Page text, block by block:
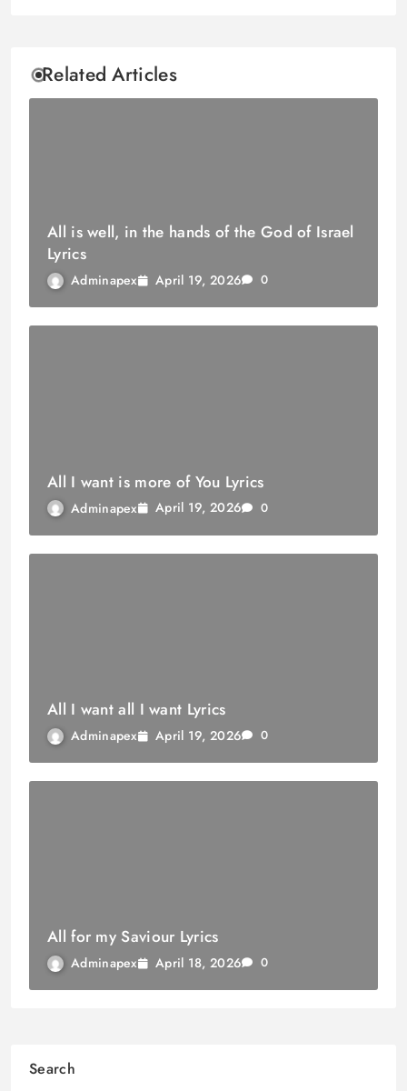
Related Articles
All is well, in the hands of the God of Israel
Lyrics
Adminapex April 19, 2026 0
All I want is more of You Lyrics
Adminapex April 19, 2026 0
All I want all I want Lyrics
Adminapex April 19, 2026 0
All for my Saviour Lyrics
Adminapex April 18, 2026 0
Search